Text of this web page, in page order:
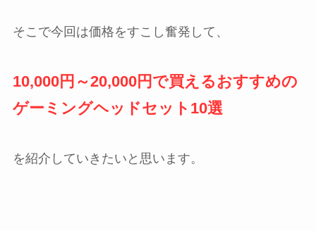
そこで今回は価格をすこし奮発して、
10,000円～20,000円で買えるおすすめの
ゲーミングヘッドセット10選
を紹介していきたいと思います。